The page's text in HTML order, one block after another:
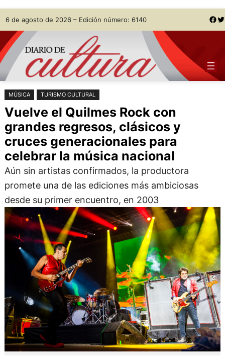
Saltar
al
contenido
Skip
to
content
6 de agosto de 2026 – Edición número: 6140 Facebook Twitter
MÚSICA TURISMO CULTURAL
Vuelve el Quilmes Rock con
grandes regresos, clásicos y
cruces generacionales para
celebrar la música nacional
Aún sin artistas confirmados, la productora
promete una de las ediciones más ambiciosas
desde su primer encuentro, en 2003